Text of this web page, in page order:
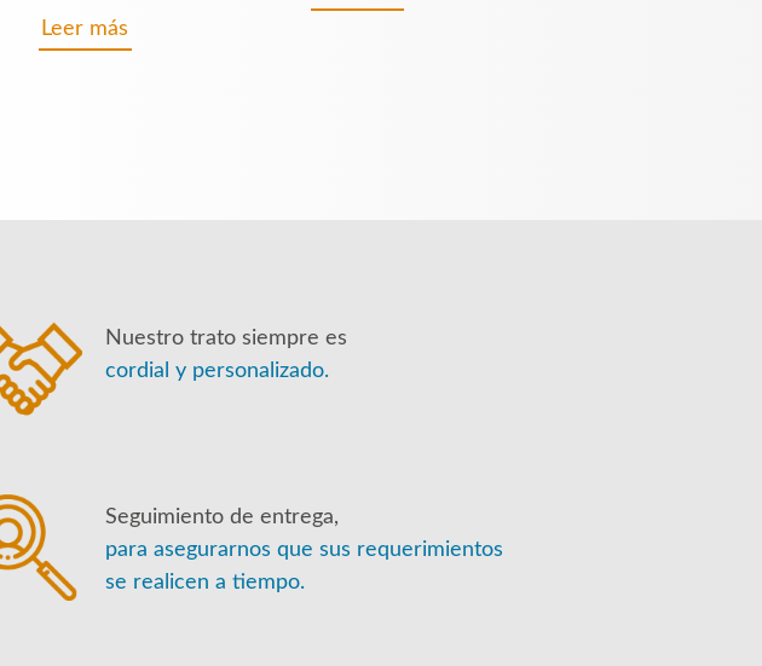
Leer más
Nuestro trato siempre es
cordial y personalizado.
Seguimiento de entrega,
para asegurarnos que sus requerimientos
se realicen a tiempo.